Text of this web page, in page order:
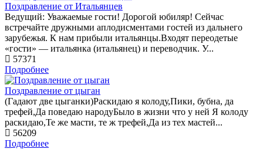
Поздравление от Итальянцев
Ведущий: Уважаемые гости! Дорогой юбиляр! Сейчас
встречайте дружными аплодисментами гостей из дальнего
зарубежья. К нам прибыли итальянцы.Входят переодетые
«гости» — итальянка (итальянец) и переводчик. У...
57371
Подробнее
Поздравление от цыган
(Гадают две цыганки)Раскидаю я колоду,Пики, бубна, да
трефей,Да поведаю народуБыло в жизни что у ней Я колоду
раскидаю,Те же масти, те ж трефей,Да из тех мастей...
56209
Подробнее